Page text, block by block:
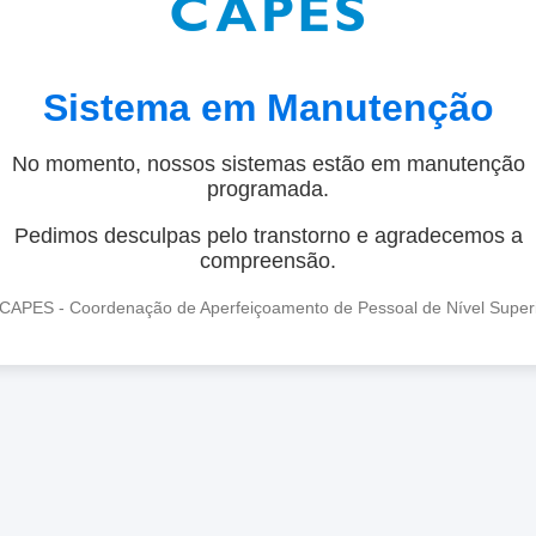
Sistema em Manutenção
No momento, nossos sistemas estão em manutenção
programada.
Pedimos desculpas pelo transtorno e agradecemos a
compreensão.
- Coordenação de Aperfeiçoamento de Pessoal de Nível